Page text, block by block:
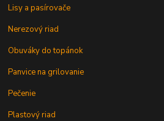
Lisy a pasírovače
Nerezový riad
Obuváky do topánok
Panvice na grilovanie
Pečenie
Plastový riad